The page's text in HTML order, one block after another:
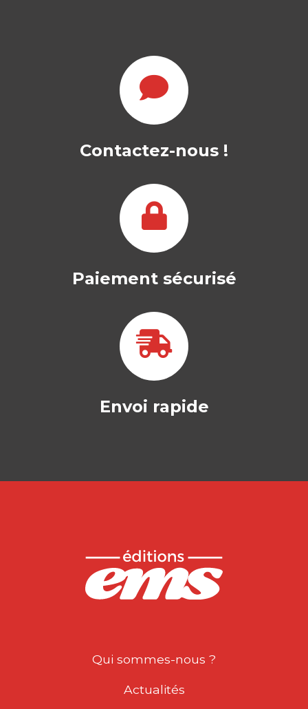
Contactez-nous !
Paiement sécurisé
Envoi rapide
Qui sommes-nous ?
Actualités